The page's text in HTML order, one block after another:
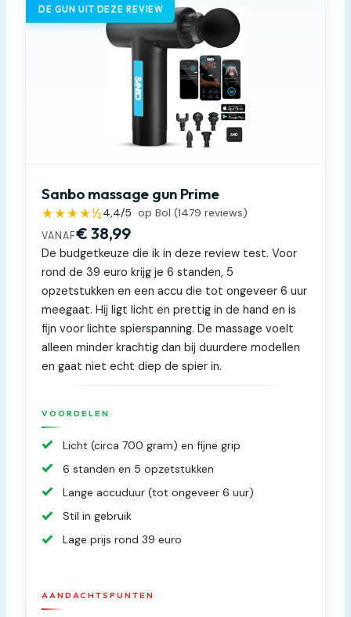
DE GUN UIT DEZE REVIEW
Sanbo massage gun Prime
★★★★½4,4/5 op Bol (1479 reviews)
VANAF€ 38,99
De budgetkeuze die ik in deze review test. Voor
rond de 39 euro krijg je 6 standen, 5
opzetstukken en een accu die tot ongeveer 6 uur
meegaat. Hij ligt licht en prettig in de hand en is
fijn voor lichte spierspanning. De massage voelt
alleen minder krachtig dan bij duurdere modellen
en gaat niet echt diep de spier in.
VOORDELEN
Licht (circa 700 gram) en fijne grip
6 standen en 5 opzetstukken
Lange accuduur (tot ongeveer 6 uur)
Stil in gebruik
Lage prijs rond 39 euro
AANDACHTSPUNTEN